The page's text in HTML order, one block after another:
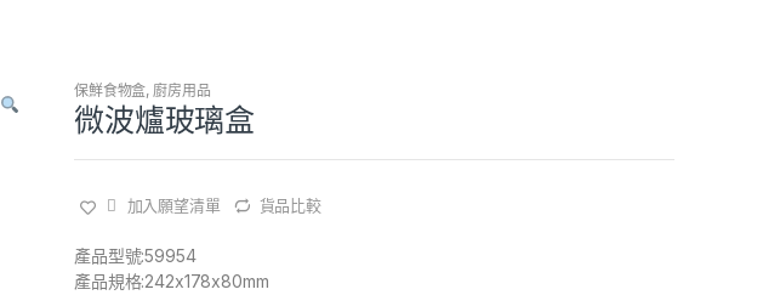
保鮮食物盒,廚房用品
微波爐玻璃盒
加入願望清單 貨品比較
產品型號:59954
產品規格:242x178x80mm